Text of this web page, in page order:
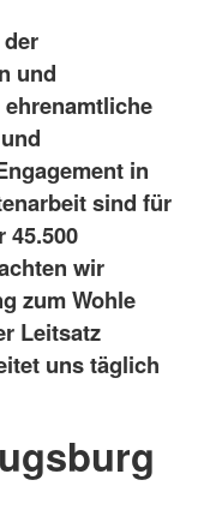
und
in
sind für
45.500
wir
zum Wohle
Leitsatz
uns täglich